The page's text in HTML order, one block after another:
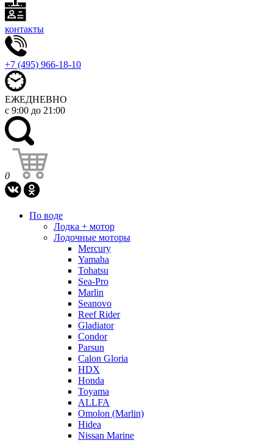
контакты
+7 (495) 966-18-10
ЕЖЕДНЕВНО
с 9:00 до 21:00
0
По воде
Лодка + мотор
Лодочные моторы
Mercury
Yamaha
Tohatsu
Sea-Pro
Marlin
Seanovo
Reef Rider
Gladiator
Condor
Parsun
Calon Gloria
HDX
Honda
Toyama
ALLFA
Omolon (Marlin)
Hidea
Nissan Marine